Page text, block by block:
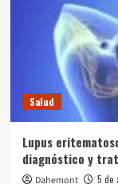
Salud
Lupus
diagnóstico y
Dahemont 5 de